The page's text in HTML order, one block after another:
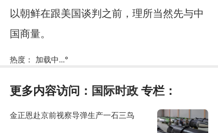
以朝鲜在跟美国谈判之前，理所当然先与中
国商量。
热度： 加载中...°
更多内容访问： 国际时政 专栏：
金正恩赴京前视察导弹生产一石三鸟